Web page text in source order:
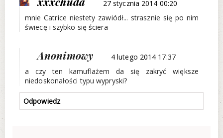
27 stycznia 2014 00:20
mnie Catrice niestety zawiódł... strasznie się po nim
świecę i szybko się ściera
Anonimowy
4 lutego 2014 17:37
a czy ten kamuflażem da się zakryć większe
niedoskonałości typu wypryski?
Odpowiedz